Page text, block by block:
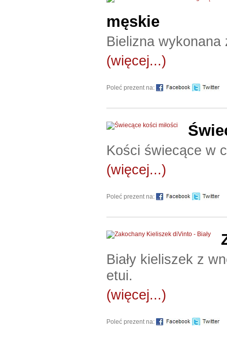
męskie
Bielizna wykonana
(więcej...)
Poleć prezent na:
Kości świecące w
(więcej...)
Poleć prezent na:
Biały kieliszek z
etui.
(więcej...)
Poleć prezent na: